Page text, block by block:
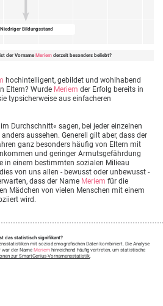
Niedriger Bildungsstand
der Vorname Meriem derzeit besonders beliebt?
hochintelligent, gebildet und wohlhabend
Eltern? Wurde Meriem der Erfolg bereits in
typsicherweise aus einfacheren
Durchschnitt« sagen, bei jeder einzelnen
aussehen. Generell gilt aber, dass der
ganz besonders häufig von Eltern mit
und geringer Armutsgefährdung
in einem bestimmten sozialen Milieau
von uns allen - bewusst oder unbewusst -
dass der Name Meriem für die
Mädchen von vielen Menschen mit einem
wird.
das statistisch signifikant?
mit soziodemografischen Daten kombiniert. Die Analyse
war der Name Meriem hinreichend häufig vertreten, um statistische
zur SmartGenius-Vornamensstatistik.